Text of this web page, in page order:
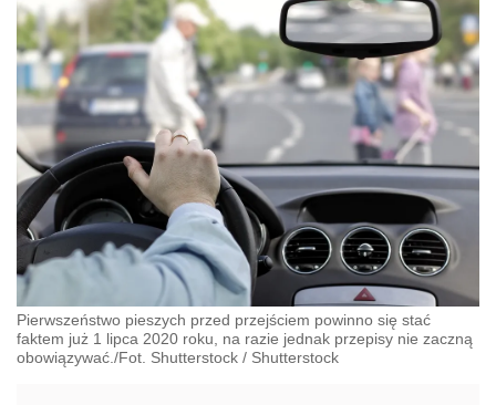
Pierwszeństwo pieszych przed przejściem powinno się stać
faktem już 1 lipca 2020 roku, na razie jednak przepisy nie zaczną
obowiązywać./Fot. Shutterstock / Shutterstock